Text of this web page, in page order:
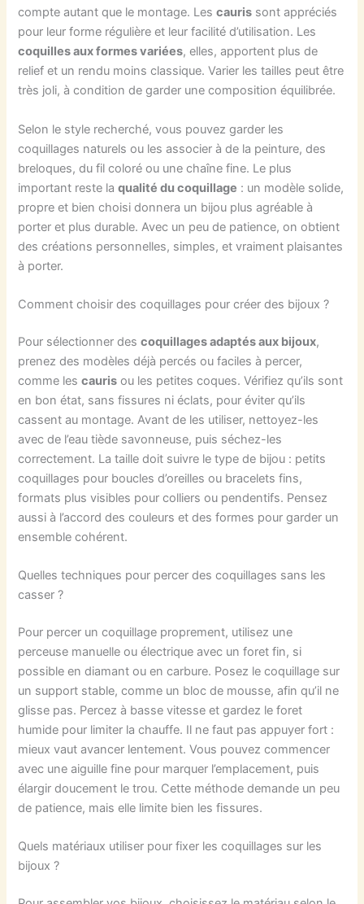
compte autant que le montage. Lescauris sont appréciés
pour leur forme régulière et leur facilité d’utilisation. Les
coquilles aux formes variées, elles, apportent plus de
relief et un rendu moins classique. Varier les tailles peut être
très joli, à condition de garder une composition équilibrée.
Selon le style recherché, vous pouvez garder les
coquillages naturels ou les associer à de la peinture, des
breloques, du fil coloré ou une chaîne fine. Le plus
important reste laqualité du coquillage : un modèle solide,
propre et bien choisi donnera un bijou plus agréable à
porter et plus durable. Avec un peu de patience, on obtient
des créations personnelles, simples, et vraiment plaisantes
à porter.
Comment choisir des coquillages pour créer des bijoux ?
Pour sélectionner descoquillages adaptés aux bijoux,
prenez des modèles déjà percés ou faciles à percer,
comme lescauris ou les petites coques. Vérifiez qu’ils sont
en bon état, sans fissures ni éclats, pour éviter qu’ils
cassent au montage. Avant de les utiliser, nettoyez-les
avec de l’eau tiède savonneuse, puis séchez-les
correctement. La taille doit suivre le type de bijou : petits
coquillages pour boucles d’oreilles ou bracelets fins,
formats plus visibles pour colliers ou pendentifs. Pensez
aussi à l’accord des couleurs et des formes pour garder un
ensemble cohérent.
Quelles techniques pour percer des coquillages sans les
casser ?
Pour percer un coquillage proprement, utilisez une
perceuse manuelle ou électrique avec un foret fin, si
possible en diamant ou en carbure. Posez le coquillage sur
un support stable, comme un bloc de mousse, afin qu’il ne
glisse pas. Percez à basse vitesse et gardez le foret
humide pour limiter la chauffe. Il ne faut pas appuyer fort :
mieux vaut avancer lentement. Vous pouvez commencer
avec une aiguille fine pour marquer l’emplacement, puis
élargir doucement le trou. Cette méthode demande un peu
de patience, mais elle limite bien les fissures.
Quels matériaux utiliser pour fixer les coquillages sur les
bijoux ?